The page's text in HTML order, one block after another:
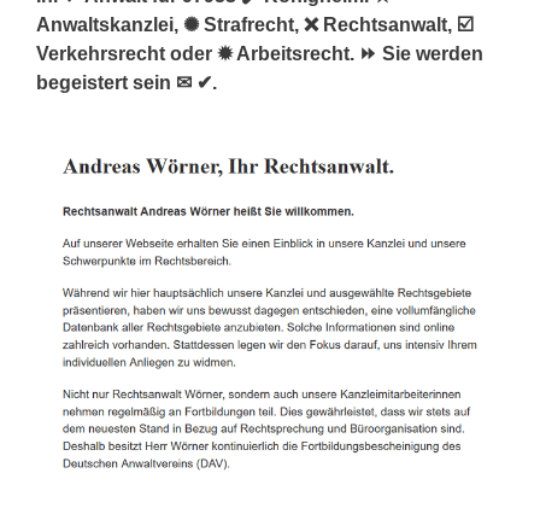
Anwaltskanzlei, ✺ Strafrecht, ❌ Rechtsanwalt, ☑️
Verkehrsrecht oder ✹ Arbeitsrecht. ⏩ Sie werden
begeistert sein ✉ ✔.